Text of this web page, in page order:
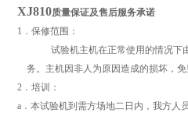
XJ810质量保证及售后服务承诺
1．保修范围：
试验机主机在正常使用的情况下
务。主机因非人为原因造成的损坏，免
2．培训：
a．本试验机到需方场地二日内，我方人